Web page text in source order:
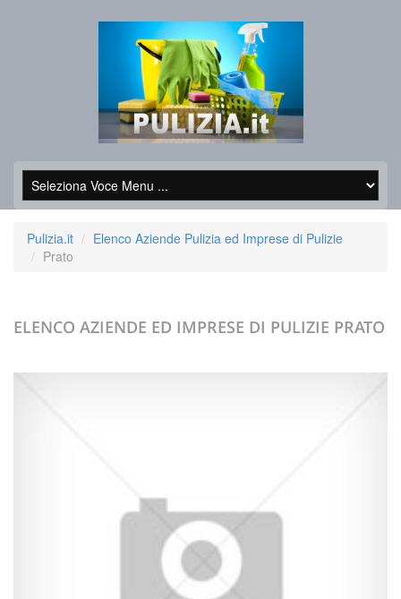
Pulizia.it
Elenco Aziende Pulizia ed Imprese di Pulizie
Prato
ELENCO AZIENDE ED IMPRESE DI PULIZIE PRATO